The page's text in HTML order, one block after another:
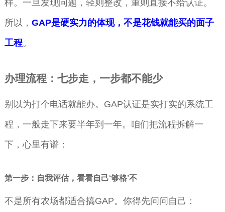
样。一旦发现问题，轻则整改，重则直接不给认证。
所以， GAP是硬实力的体现，不是花钱就能买的面子
工程。
办理流程：七步走，一步都不能少
别以为打个电话就能办。GAP认证是实打实的系统工
程，一般走下来要半年到一年。咱们把流程拆解一
下，心里有谱：
第一步：自我评估，看看自己‘够格’不
不是所有农场都适合搞GAP。你得先问问自己：